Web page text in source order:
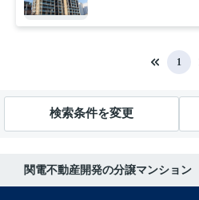
1
検索条件を変更
関電不動産開発の分譲マンション